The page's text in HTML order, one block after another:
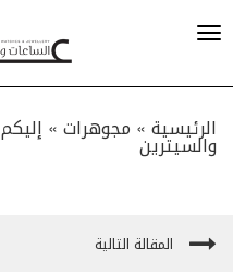
الرئيسية » مجوهرات»
والسيترين
المقالة التالية